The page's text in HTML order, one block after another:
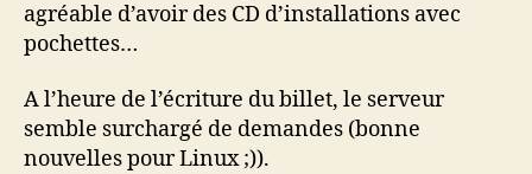
agréable d’avoir des CD d’installations avec
pochettes…
A l’heure de l’écriture du billet, le serveur
semble surchargé de demandes (bonne
nouvelles pour Linux ;)).